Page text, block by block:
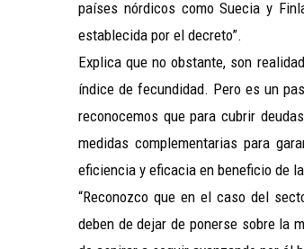
países nórdicos como Suecia y
establecida por el decreto”.
Explica que no obstante, son
índice de fecundidad. Pero es un
reconocemos que para cubrir
medidas complementarias para
eficiencia y eficacia en beneficio de
“Reconozco que en el caso del
deben de dejar de ponerse sobre la